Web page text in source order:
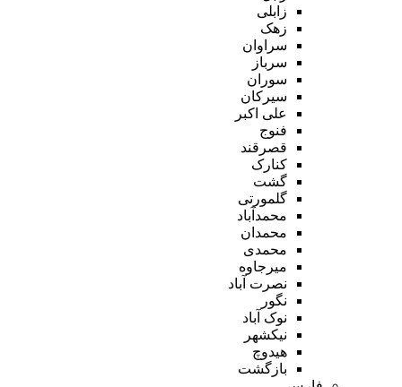
زابلی
زهک
سراوان
سرباز
سوران
سیرکان
علی اکبر
فنوج
قصرقند
کنارک
گشت
گلمورتی
محمدآباد
محمدان
محمدی
میرجاوه
نصرت آباد
نگور
نوک آباد
نیکشهر
هیدوچ
بازگشت